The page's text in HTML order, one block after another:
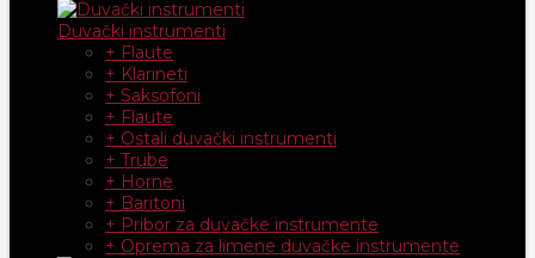
Duvački instrumenti
+ Flaute
+ Klarineti
+ Saksofoni
+ Flaute
+ Ostali duvački instrumenti
+ Trube
+ Horne
+ Baritoni
+ Pribor za duvačke instrumente
+ Oprema za limene duvačke instrumente